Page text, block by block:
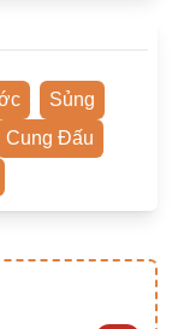
Sủng
Cung Đấu